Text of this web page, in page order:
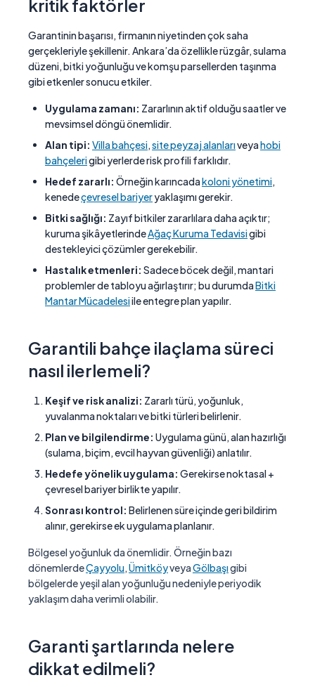
kritik faktörler
Garantinin başarısı, firmanın niyetinden çok saha
gerçekleriyle şekillenir. Ankara’da özellikle rüzgâr, sulama
düzeni, bitki yoğunluğu ve komşu parsellerden taşınma
gibi etkenler sonucu etkiler.
Uygulama zamanı: Zararlının aktif olduğu saatler ve
mevsimsel döngü önemlidir.
Alan tipi: Villa bahçesi,site peyzaj alanlarıveyahobi
bahçelerigibi yerlerde risk profili farklıdır.
Hedef zararlı: Örneğin karıncadakoloni yönetimi,
kenedeçevresel bariyeryaklaşımı gerekir.
Bitki sağlığı: Zayıf bitkiler zararlılara daha açıktır;
kuruma şikâyetlerindeAğaç Kuruma Tedavisigibi
destekleyici çözümler gerekebilir.
Hastalık etmenleri: Sadece böcek değil, mantari
problemler de tabloyu ağırlaştırır; bu durumdaBitki
Mantar Mücadelesiile entegre plan yapılır.
Garantili bahçe ilaçlama süreci
nasıl ilerlemeli?
Keşif ve risk analizi: Zararlı türü, yoğunluk,
yuvalanma noktaları ve bitki türleri belirlenir.
Plan ve bilgilendirme: Uygulama günü, alan hazırlığı
(sulama, biçim, evcil hayvan güvenliği) anlatılır.
Hedefe yönelik uygulama: Gerekirse noktasal +
çevresel bariyer birlikte yapılır.
Sonrası kontrol: Belirlenen süre içinde geri bildirim
alınır, gerekirse ek uygulama planlanır.
Bölgesel yoğunluk da önemlidir. Örneğin bazı
dönemlerdeÇayyolu,ÜmitköyveyaGölbaşıgibi
bölgelerde yeşil alan yoğunluğu nedeniyle periyodik
yaklaşım daha verimli olabilir.
Garanti şartlarında nelere
dikkat edilmeli?